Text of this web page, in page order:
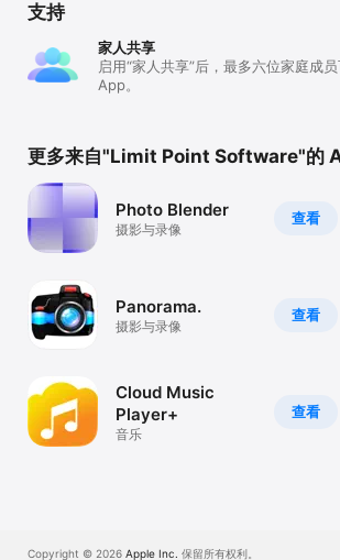
支持
家人共享
启用“家人共享”后，最多六位家庭成
App。
更多来自"Limit Point Software"的
查看
Photo Blender
摄影与录像
查看
Panorama.
摄影与录像
查看
Cloud Music
Player+
音乐
Copyright © 2026 Apple Inc. 保留所有权利。